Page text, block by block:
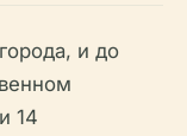
и до
14